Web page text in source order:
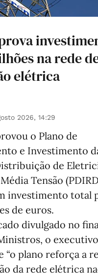
na rede
elétrica
2026, 14:29
o Plano de
e Investimento
de
Tensão
investimento total
de euros.
divulgado no
o executivo
“o plano reforça a
da rede elétrica